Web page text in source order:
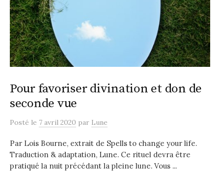
Pour favoriser divination et don de
seconde vue
Posté le 7 avril 2020 par Lune
Par Lois Bourne, extrait de Spells to change your life.
Traduction & adaptation, Lune. Ce rituel devra être
pratiqué la nuit précédant la pleine lune. Vous ...